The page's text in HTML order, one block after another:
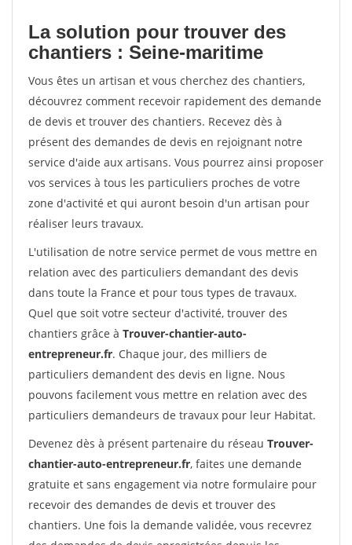
La solution pour trouver des
chantiers : Seine-maritime
Vous êtes un artisan et vous cherchez des chantiers,
découvrez comment recevoir rapidement des demande
de devis et trouver des chantiers. Recevez dès à
présent des demandes de devis en rejoignant notre
service d'aide aux artisans. Vous pourrez ainsi proposer
vos services à tous les particuliers proches de votre
zone d'activité et qui auront besoin d'un artisan pour
réaliser leurs travaux.
L'utilisation de notre service permet de vous mettre en
relation avec des particuliers demandant des devis
dans toute la France et pour tous types de travaux.
Quel que soit votre secteur d'activité, trouver des
chantiers grâce à Trouver-chantier-auto-
entrepreneur.fr. Chaque jour, des milliers de
particuliers demandent des devis en ligne. Nous
pouvons facilement vous mettre en relation avec des
particuliers demandeurs de travaux pour leur Habitat.
Devenez dès à présent partenaire du réseau Trouver-
chantier-auto-entrepreneur.fr, faites une demande
gratuite et sans engagement via notre formulaire pour
recevoir des demandes de devis et trouver des
chantiers. Une fois la demande validée, vous recevrez